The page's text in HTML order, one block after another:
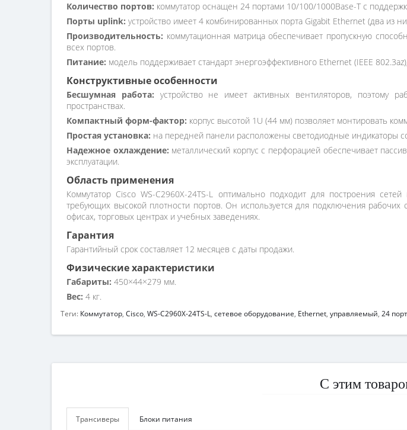
Количество портов: коммутатор оснащен 24 портами 10/100/1000Base-T с
Порты uplink: устройство имеет 4 комбинированных порта Gigabit Ethernet (два из
Производительность: коммутационная матрица обеспечивает пропускную
всех портов.
Питание: модель поддерживает стандарт энергоэффективного Ethernet (IEEE
Конструктивные особенности
Бесшумная работа: устройство не имеет активных вентиляторов, поэтому
пространствах.
Компактный форм-фактор: корпус высотой 1U (44 мм) позволяет монтировать
Простая установка: на передней панели расположены светодиодные индикаторы
Надежное охлаждение: металлический корпус с перфорацией обеспечивает
эксплуатации.
Область применения
Коммутатор Cisco WS-C2960X-24TS-L оптимально подходит для построения
требующих высокой плотности портов. Он используется для подключения рабочих
офисах, торговых центрах и учебных заведениях.
Гарантия
Гарантийный срок составляет 12 месяцев с даты продажи.
Физические характеристики
Габариты: 450×44×279 мм.
Вес: 4 кг.
Теги: Коммутатор, Cisco, WS-C2960X-24TS-L, сетевое оборудование, Ethernet, управляемый, 24
С этим
Трансиверы Блоки питания